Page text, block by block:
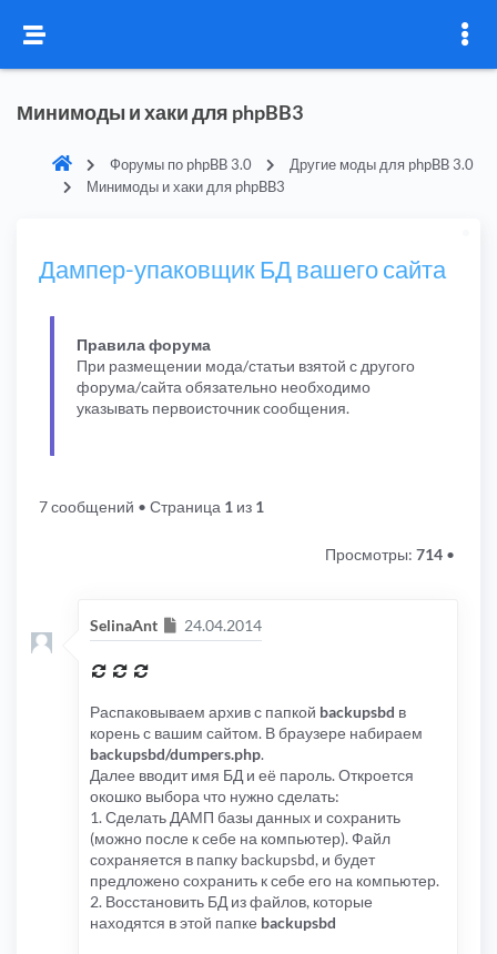
Минимоды и хаки для phpBB3
Форумы по phpBB 3.0
Другие моды для phpBB 3.0
Минимоды и хаки для phpBB3
Дампер-упаковщик БД вашего сайта
Правила форума
При размещении мода/статьи взятой с другого
форума/сайта обязательно необходимо
указывать первоисточник сообщения.
7 сообщений • Страница 1 из 1
Просмотры: 714 •
SelinaAnt Сообщение
24.04.2014
Распаковываем архив с папкой backupsbd в
корень с вашим сайтом. В браузере набираем
backupsbd/dumpers.php.
Далее вводит имя БД и её пароль. Откроется
окошко выбора что нужно сделать:
1. Сделать ДАМП базы данных и сохранить
(можно после к себе на компьютер). Файл
сохраняется в папку backupsbd, и будет
предложено сохранить к себе его на компьютер.
2. Восстановить БД из файлов, которые
находятся в этой папке backupsbd